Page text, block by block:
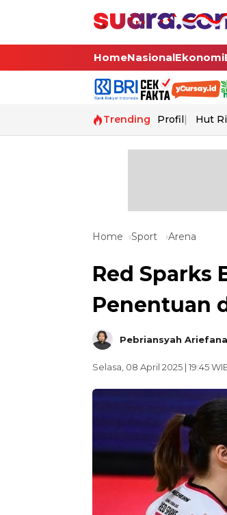
HomeNasionalEkonomi
Trending Profil Hut Ri
Home Sport Arena
Red Sparks
Penentuan
Pebriansyah Ariefana
Selasa, 08 April 2025 | 19:45